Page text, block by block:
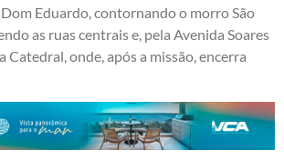
Eduardo, contornando o morro São
as ruas centrais e, pela Avenida Soares
Catedral, onde, após a missão, encerra